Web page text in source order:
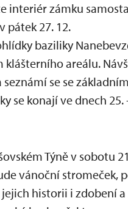
interiér zámku
pátek 27. 12.
baziliky
areálu.
se se
konají ve dnech 25.
Týně v sobotu
vánoční stromeček,
historii i zdobení